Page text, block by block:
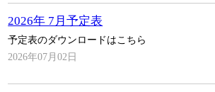
2026年 7月予定表
予定表のダウンロードはこちら
2026年07月02日